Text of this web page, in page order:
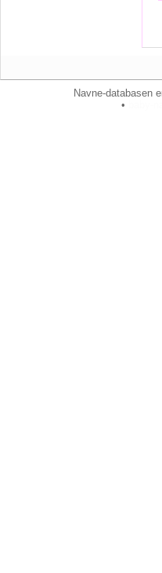
Navne-databasen
•